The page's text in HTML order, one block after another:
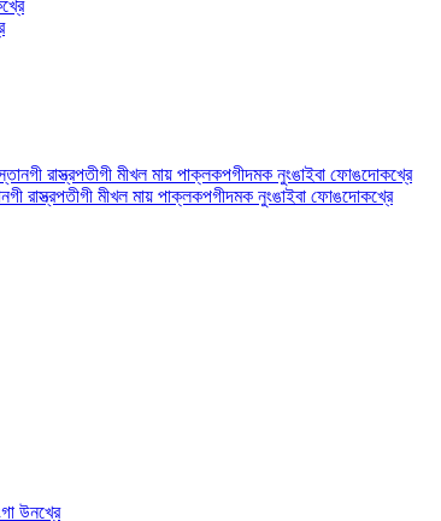
রাস্ত্রপতীগী মীখল মায় পাক্লকপগীদমক নুংঙাইবা ফোঙদোকখ্রে